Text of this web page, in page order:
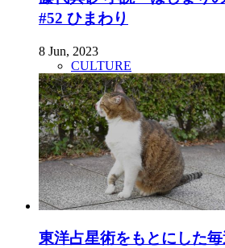
#52 ひまわり
8 Jun, 2023
CULTURE
東洋占星術をもとにした